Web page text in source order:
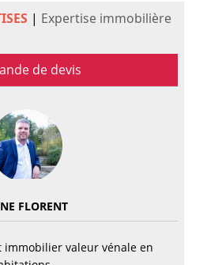
| Expertise immobilière
de devis
FLORENT
immobilier valeur vénale en